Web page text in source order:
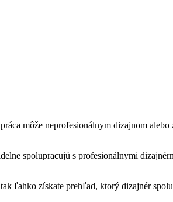
môže neprofesionálnym dizajnom
spolupracujú s profesionálnymi
ľahko získate prehľad, ktorý dizajnér